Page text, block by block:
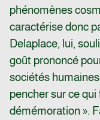
phénomènes
caractérise donc
Delaplace, lui,
goût prononcé
sociétés
pencher sur ce qui
démémoration ».